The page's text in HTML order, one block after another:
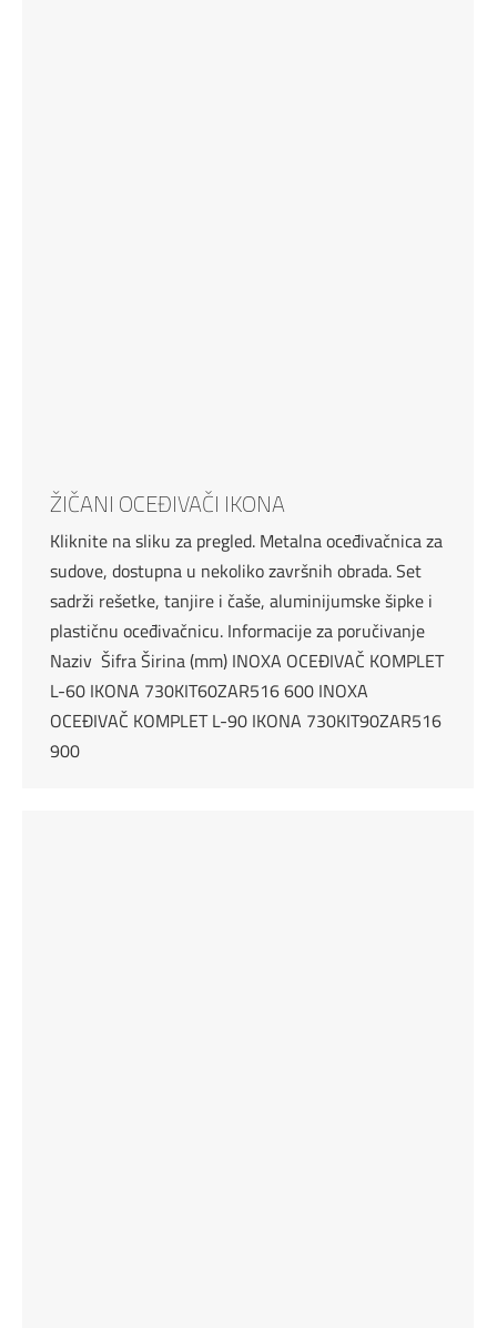
ŽIČANI OCEĐIVAČI IKONA
Kliknite na sliku za pregled. Metalna oceđivačnica za
sudove, dostupna u nekoliko završnih obrada. Set
sadrži rešetke, tanjire i čaše, aluminijumske šipke i
plastičnu oceđivačnicu. Informacije za poručivanje
Naziv Šifra Širina (mm) INOXA OCEĐIVAČ KOMPLET
L-60 IKONA 730KIT60ZAR516 600 INOXA
OCEĐIVAČ KOMPLET L-90 IKONA 730KIT90ZAR516
900